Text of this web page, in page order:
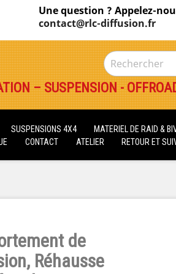
Une question ? Appelez-
contact@rlc-diffusion.fr
– SUSPENSION -
SUSPENSIONS 4X4 MATERIEL DE RAID &
CONTACT ATELIER RETOUR ET
de
Réhausse